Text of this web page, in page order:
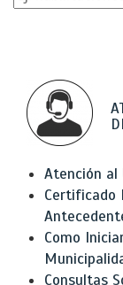
Atención al
Certificado
Como
Consultas